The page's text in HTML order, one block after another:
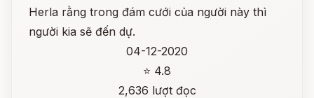
Herla rằng trong đám cưới của người này thì
người kia sẽ đến dự.
04-12-2020
⭐ 4.8
2,636 lượt đọc